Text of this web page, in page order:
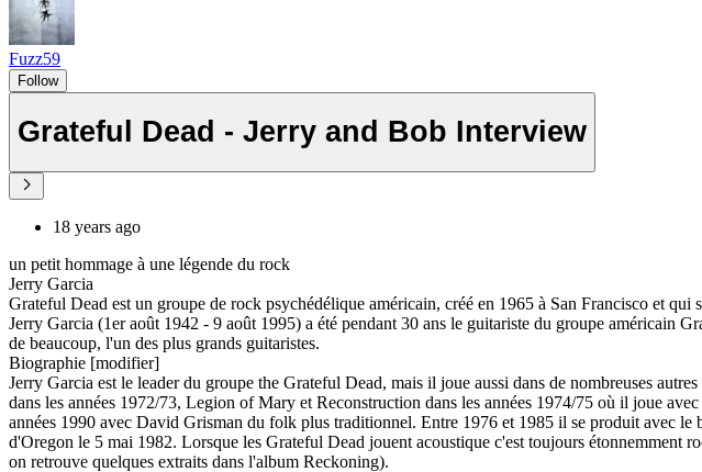
Fuzz59
Follow
Grateful Dead - Jerry and Bob Interview
18 years ago
un petit hommage à une légende du rock
Jerry Garcia
Grateful Dead est un groupe de rock psychédélique américain, créé en 1965 à San Francisco et qui
Jerry Garcia (1er août 1942 - 9 août 1995) a été pendant 30 ans le guitariste du groupe américain
de beaucoup, l'un des plus grands guitaristes.
Biographie [modifier]
Jerry Garcia est le leader du groupe the Grateful Dead, mais il joue aussi dans de nombreuses
dans les années 1972/73, Legion of Mary et Reconstruction dans les années 1974/75 où il joue
années 1990 avec David Grisman du folk plus traditionnel. Entre 1976 et 1985 il se produit avec le
d'Oregon le 5 mai 1982. Lorsque les Grateful Dead jouent acoustique c'est toujours étonnemment
on retrouve quelques extraits dans l'album Reckoning).